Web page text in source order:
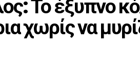
Το έξυπνο
χωρίς να